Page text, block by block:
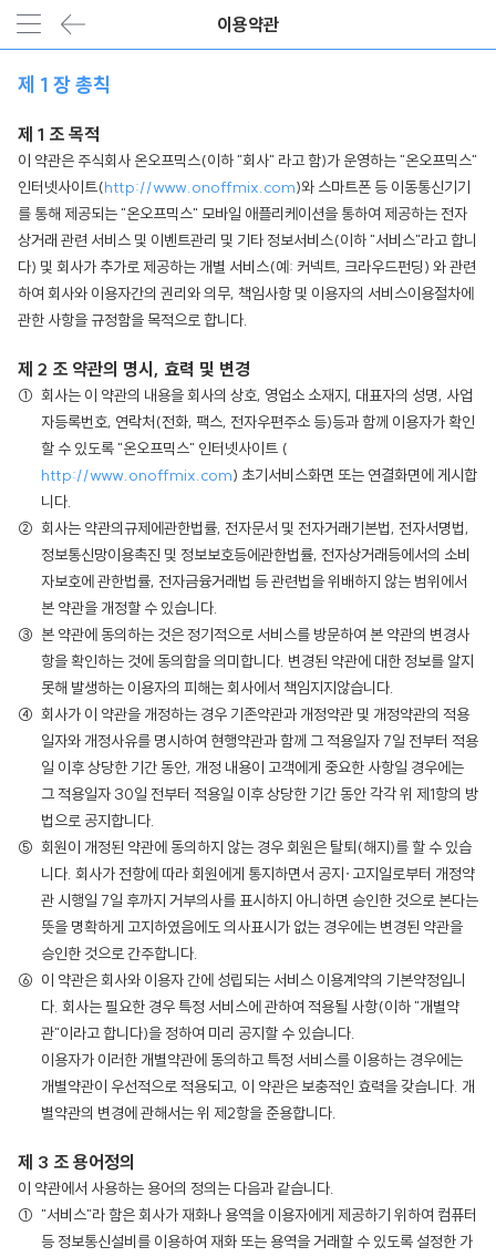
이용약관
제 1 장 총칙
제 1 조 목적
이 약관은 주식회사 온오프믹스(이하 "회사" 라고 함)가 운영하는 "온오프믹스"
인터넷사이트(http://www.onoffmix.com)와 스마트폰 등 이동통신기기
를 통해 제공되는 "온오프믹스" 모바일 애플리케이션을 통하여 제공하는 전자
상거래 관련 서비스 및 이벤트관리 및 기타 정보서비스(이하 "서비스"라고 합니
다) 및 회사가 추가로 제공하는 개별 서비스(예: 커넥트, 크라우드펀딩) 와 관련
하여 회사와 이용자간의 권리와 의무, 책임사항 및 이용자의 서비스이용절차에
관한 사항을 규정함을 목적으로 합니다.
제 2 조 약관의 명시, 효력 및 변경
회사는 이 약관의 내용을 회사의 상호, 영업소 소재지, 대표자의 성명, 사업
자등록번호, 연락처(전화, 팩스, 전자우편주소 등)등과 함께 이용자가 확인
할 수 있도록 "온오프믹스" 인터넷사이트 (
http://www.onoffmix.com) 초기서비스화면 또는 연결화면에 게시합
니다.
회사는 약관의규제에관한법률, 전자문서 및 전자거래기본법, 전자서명법,
정보통신망이용촉진 및 정보보호등에관한법률, 전자상거래등에서의 소비
자보호에 관한법률, 전자금융거래법 등 관련법을 위배하지 않는 범위에서
본 약관을 개정할 수 있습니다.
본 약관에 동의하는 것은 정기적으로 서비스를 방문하여 본 약관의 변경사
항을 확인하는 것에 동의함을 의미합니다. 변경된 약관에 대한 정보를 알지
못해 발생하는 이용자의 피해는 회사에서 책임지지않습니다.
회사가 이 약관을 개정하는 경우 기존약관과 개정약관 및 개정약관의 적용
일자와 개정사유를 명시하여 현행약관과 함께 그 적용일자 7일 전부터 적용
일 이후 상당한 기간 동안, 개정 내용이 고객에게 중요한 사항일 경우에는
그 적용일자 30일 전부터 적용일 이후 상당한 기간 동안 각각 위 제1항의 방
법으로 공지합니다.
회원이 개정된 약관에 동의하지 않는 경우 회원은 탈퇴(해지)를 할 수 있습
니다. 회사가 전항에 따라 회원에게 통지하면서 공지∙고지일로부터 개정약
관 시행일 7일 후까지 거부의사를 표시하지 아니하면 승인한 것으로 본다는
뜻을 명확하게 고지하였음에도 의사표시가 없는 경우에는 변경된 약관을
승인한 것으로 간주합니다.
이 약관은 회사와 이용자 간에 성립되는 서비스 이용계약의 기본약정입니
다. 회사는 필요한 경우 특정 서비스에 관하여 적용될 사항(이하 "개별약
관"이라고 합니다)을 정하여 미리 공지할 수 있습니다.
이용자가 이러한 개별약관에 동의하고 특정 서비스를 이용하는 경우에는
개별약관이 우선적으로 적용되고, 이 약관은 보충적인 효력을 갖습니다. 개
별약관의 변경에 관해서는 위 제2항을 준용합니다.
제 3 조 용어정의
이 약관에서 사용하는 용어의 정의는 다음과 같습니다.
"서비스"라 함은 회사가 재화나 용역을 이용자에게 제공하기 위하여 컴퓨터
등 정보통신설비를 이용하여 재화 또는 용역을 거래할 수 있도록 설정한 가